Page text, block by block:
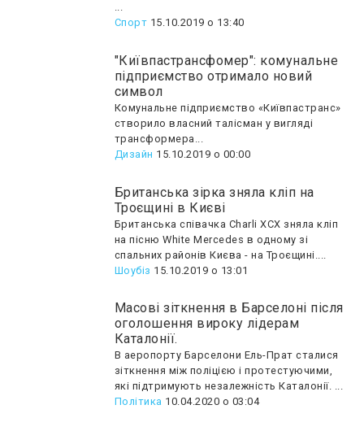
...
Спорт 15.10.2019 о 13:40
"Київпастрансфомер": комунальне
підприємство отримало новий
символ
Комунальне підприємство «Київпастранс»
створило власний талісман у вигляді
трансформера...
Дизайн 15.10.2019 о 00:00
Британська зірка зняла кліп на
Троєщині в Києві
Британська співачка Charli XCX зняла кліп
на пісню White Mercedes в одному зі
спальних районів Києва - на Троєщині....
Шоубiз 15.10.2019 о 13:01
Масові зіткнення в Барселоні після
оголошення вироку лідерам
Каталонії.
В аеропорту Барселони Ель-Прат сталися
зіткнення між поліцією і протестуючими,
які підтримують незалежність Каталонії. ...
Політика 10.04.2020 о 03:04